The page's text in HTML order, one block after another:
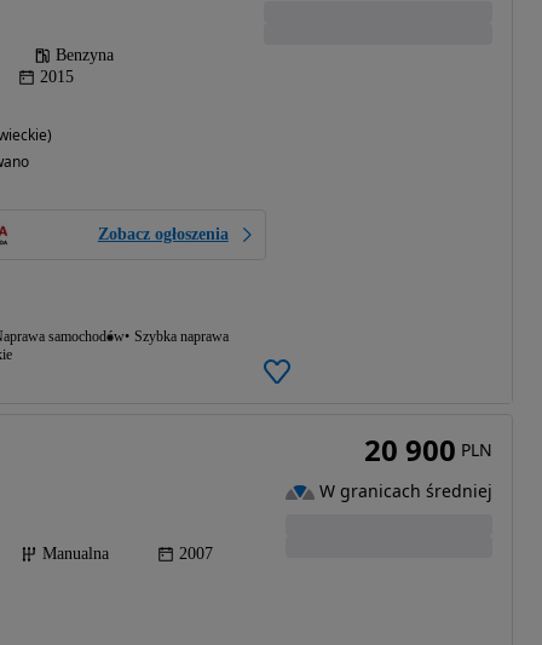
Benzyna
2015
Zobacz ogłoszenia
samochodów Szybka naprawa
Manualna 2007
20 900 PLN
W granicach średniej